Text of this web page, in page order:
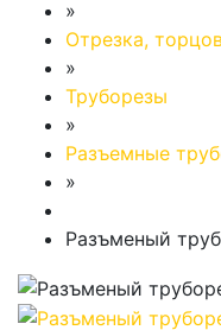
»
Отрезка,
»
Труборезы
»
Разъемные
»
Разъменый